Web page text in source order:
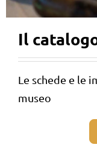
Il
Le schede e le
museo